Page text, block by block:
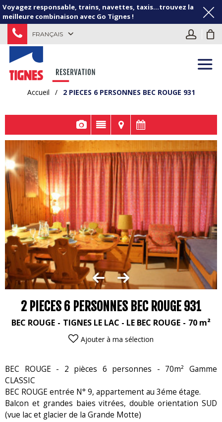
Voyagez responsable, trains, navettes, taxis...trouvez la
meilleure combinaison avec Go Tignes !
FRANÇAIS
Accueil / 2 PIECES 6 PERSONNES BEC ROUGE 931
2 PIECES 6 PERSONNES BEC ROUGE 931
BEC ROUGE TIGNES LE LAC - LE BEC ROUGE 70 m²
Ajouter à ma sélection
BEC ROUGE - 2 pièces 6 personnes - 70m² Gamme
CLASSIC
BEC ROUGE entrée N° 9, appartement au 3éme étage.
Balcon et grandes baies vitrées, double orientation SUD
(vue lac et glacier de la Grande Motte)